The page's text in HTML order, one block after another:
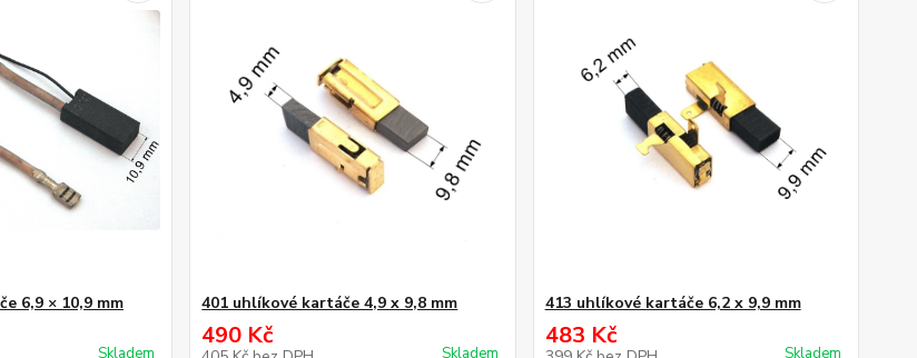
6,9 × 10,9 mm
Skladem
401 uhlíkové kartáče 4,9 x 9,8 mm
490 Kč
Skladem
413 uhlíkové kartáče 6,2 x 9,9 mm
483 Kč
Skladem